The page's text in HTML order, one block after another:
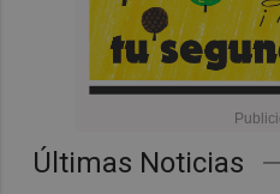
Últimas Noticias